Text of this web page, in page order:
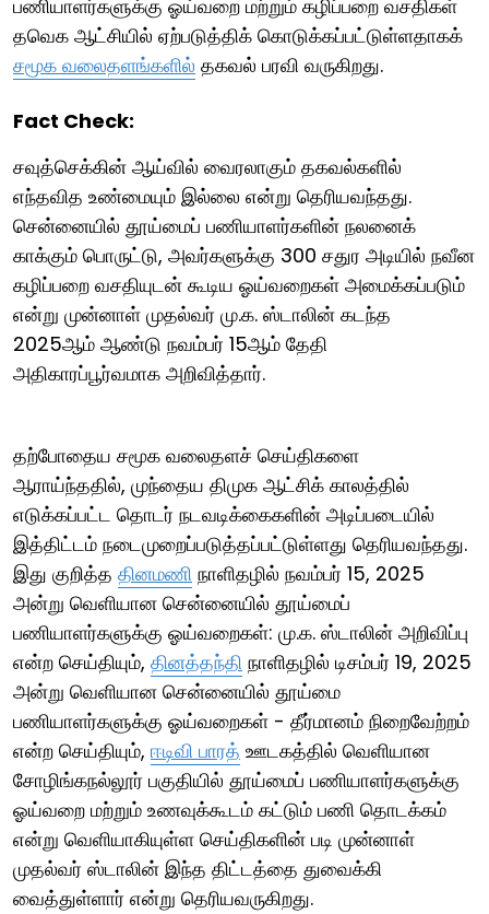
பணியாளர்களுக்கு ஓய்வறை மற்றும் கழிப்பறை வசதிகள்
தவெக ஆட்சியில் ஏற்படுத்திக் கொடுக்கப்பட்டுள்ளதாகக்
சமூக வலைதளங்களில் தகவல் பரவி வருகிறது.
Fact Check:
சவுத்செக்கின் ஆய்வில் வைரலாகும் தகவல்களில்
எந்தவித உண்மையும் இல்லை என்று தெரியவந்தது.
சென்னையில் தூய்மைப் பணியாளர்களின் நலனைக்
காக்கும் பொருட்டு, அவர்களுக்கு 300 சதுர அடியில் நவீன
கழிப்பறை வசதியுடன் கூடிய ஓய்வறைகள் அமைக்கப்படும்
என்று முன்னாள் முதல்வர் மு.க. ஸ்டாலின் கடந்த
2025ஆம் ஆண்டு நவம்பர் 15ஆம் தேதி
அதிகாரப்பூர்வமாக அறிவித்தார்.
தற்போதைய சமூக வலைதளச் செய்திகளை
ஆராய்ந்ததில், முந்தைய திமுக ஆட்சிக் காலத்தில்
எடுக்கப்பட்ட தொடர் நடவடிக்கைகளின் அடிப்படையில்
இத்திட்டம் நடைமுறைப்படுத்தப்பட்டுள்ளது தெரியவந்தது.
இது குறித்த தினமணி நாளிதழில் நவம்பர் 15, 2025
அன்று வெளியான சென்னையில் தூய்மைப்
பணியாளர்களுக்கு ஓய்வறைகள்: மு.க. ஸ்டாலின் அறிவிப்பு
என்ற செய்தியும், தினத்தந்தி நாளிதழில் டிசம்பர் 19, 2025
அன்று வெளியான சென்னையில் தூய்மை
பணியாளர்களுக்கு ஓய்வறைகள் - தீர்மானம் நிறைவேற்றம்
என்ற செய்தியும், ஈடிவி பாரத் ஊடகத்தில் வெளியான
சோழிங்கநல்லூர் பகுதியில் தூய்மைப் பணியாளர்களுக்கு
ஓய்வறை மற்றும் உணவுக்கூடம் கட்டும் பணி தொடக்கம்
என்று வெளியாகியுள்ள செய்திகளின் படி முன்னாள்
முதல்வர் ஸ்டாலின் இந்த திட்டத்தை துவைக்கி
வைத்துள்ளார் என்று தெரியவருகிறது.